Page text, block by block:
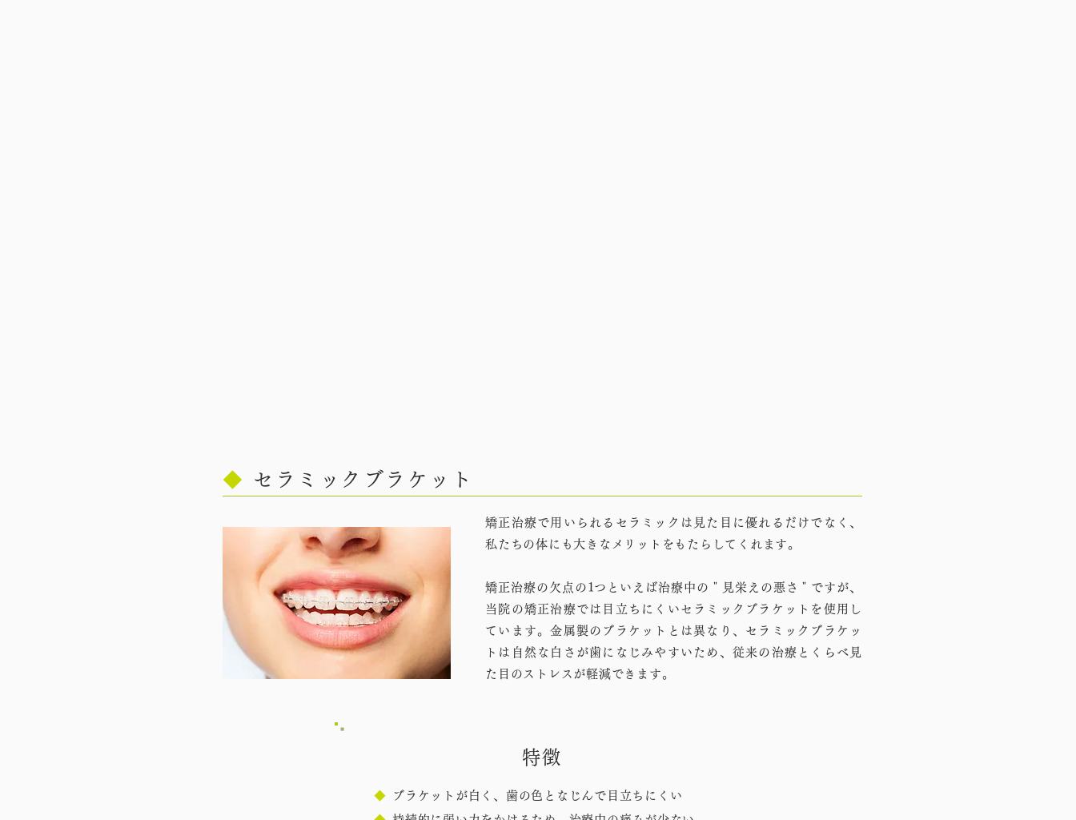
◆ セラミックブラケット
矯正治療で用いられるセラミックは見た目に優れるだけでなく、
私たちの体にも大きなメリットをもたらしてくれます。
矯正治療の欠点の1つといえば治療中の＂見栄えの悪さ＂ですが、
当院の矯正治療では目立ちにくいセラミックブラケットを使用し
ています。金属製のブラケットとは異なり、セラミックブラケッ
トは自然な白さが歯になじみやすいため、従来の治療とくらべ見
た目のストレスが軽減できます。
特徴
◆
ブラケットが白く、歯の色となじんで目立ちにくい